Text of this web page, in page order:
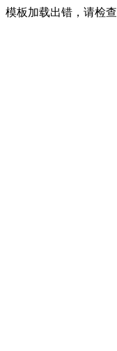
模板加载出错，请检